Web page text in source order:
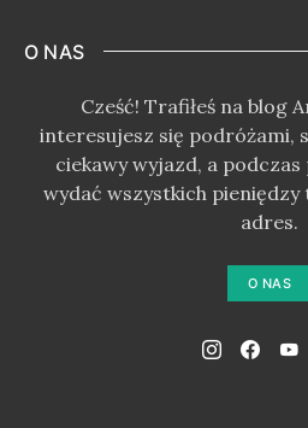
O NAS
Cześć! Trafiłeś na blog
interesujesz się podróżami,
ciekawy wyjazd, a
wydać wszystkich
adres.
O NAS